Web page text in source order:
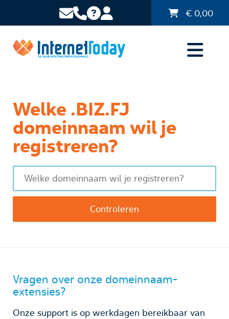
€ 0,00
Welke .BIZ.FJ
domeinnaam wil je
registreren?
Vragen over onze domeinnaam-
extensies?
Onze support is op werkdagen bereikbaar van